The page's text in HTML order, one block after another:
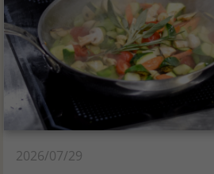
2026/07/29